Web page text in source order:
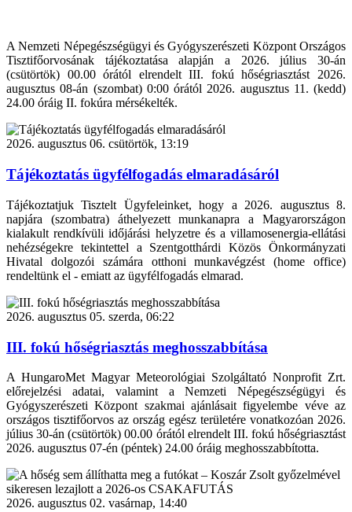
A Nemzeti Népegészségügyi és Gyógyszerészeti Központ Országos
Tisztifőorvosának tájékoztatása alapján a 2026. július 30-án
(csütörtök) 00.00 órától elrendelt III. fokú hőségriasztást 2026.
augusztus 08-án (szombat) 0:00 órától 2026. augusztus 11. (kedd)
24.00 óráig II. fokúra mérsékelték.
2026. augusztus 06. csütörtök, 13:19
Tájékoztatás ügyfélfogadás elmaradásáról
Tájékoztatjuk Tisztelt Ügyfeleinket, hogy a 2026. augusztus 8.
napjára (szombatra) áthelyezett munkanapra a Magyarországon
kialakult rendkívüli időjárási helyzetre és a villamosenergia-ellátási
nehézségekre tekintettel a Szentgotthárdi Közös Önkormányzati
Hivatal dolgozói számára otthoni munkavégzést (home office)
rendeltünk el - emiatt az ügyfélfogadás elmarad.
2026. augusztus 05. szerda, 06:22
III. fokú hőségriasztás meghosszabbítása
A HungaroMet Magyar Meteorológiai Szolgáltató Nonprofit Zrt.
előrejelzési adatai, valamint a Nemzeti Népegészségügyi és
Gyógyszerészeti Központ szakmai ajánlásait figyelembe véve az
országos tisztifőorvos az ország egész területére vonatkozóan 2026.
július 30-án (csütörtök) 00.00 órától elrendelt III. fokú hőségriasztást
2026. augusztus 07-én (péntek) 24.00 óráig meghosszabbította.
2026. augusztus 02. vasárnap, 14:40